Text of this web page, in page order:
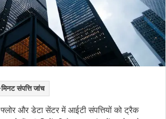
संपत्ति जांच
और डेटा सेंटर में आईटी संपत्तियों को ट्रैक